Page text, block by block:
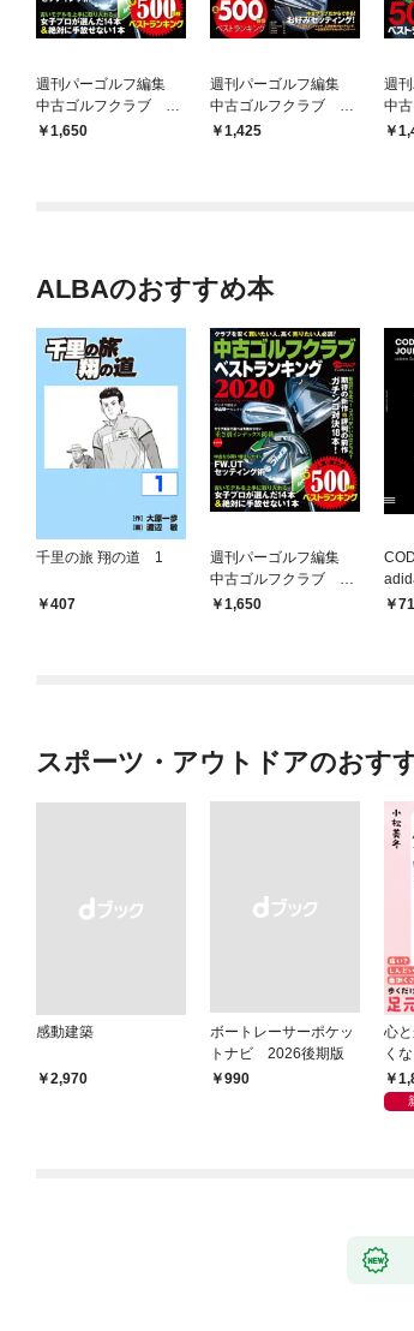
週刊パーゴルフ編集
中古ゴルフクラブ ベ
ストランキング2020
1,650
週刊パーゴルフ編集
中古ゴルフクラブ ベ
ストランキング2019
1,425
週
中
ス
ALBAのおすすめ本
千里の旅 翔の道 1
407
週刊パーゴルフ編集
中古ゴルフクラブ ベ
ストランキング2020
1,650
増
スポーツ・アウトドアのおす
感動建築
￥2,970
ボートレーサーポケッ
トナビ 2026後期版
￥990
心
く
ら
き